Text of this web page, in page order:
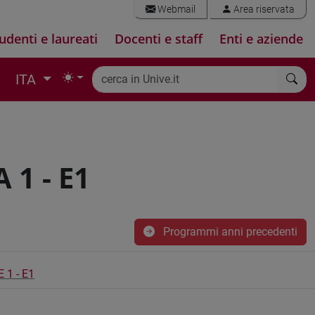
Webmail Area riservata
e laureati Docenti e staff Enti e aziende
ITA
1 - E1
Programmi anni precedenti
1 - E1